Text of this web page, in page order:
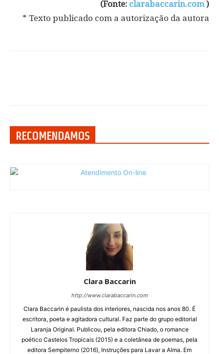
(Fonte: clarabaccarin.com)
* Texto publicado com a autorização da autora
RECOMENDAMOS
Clara Baccarin
http://www.clarabaccarin.com
Clara Baccarin é paulista dos interiores, nascida nos anos 80. É
escritora, poeta e agitadora cultural. Faz parte do grupo editorial
Laranja Original. Publicou, pela editora Chiado, o romance
poético Castelos Tropicais (2015) e a coletânea de poemas, pela
editora Sempiterno (2016), Instruções para Lavar a Alma. Em